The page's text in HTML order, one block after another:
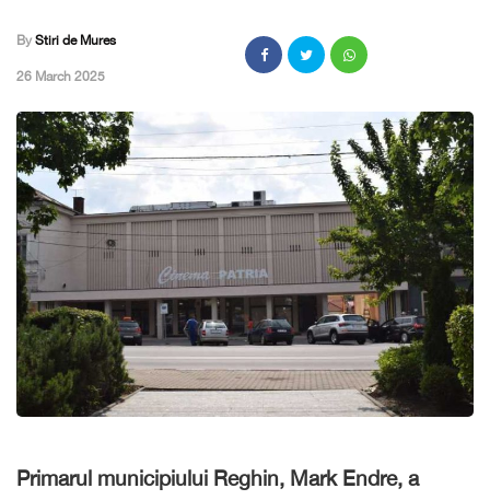
By Stiri de Mures
,26 March 2025
Primarul municipiului Reghin, Mark Endre, a